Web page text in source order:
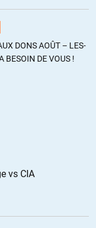
minutes … si ?
DONS AOÛT – LES-
BESOIN DE VOUS !
vs CIA